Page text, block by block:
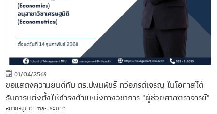
01/04/2569
ขอแสดงความยินดีกับ ดร.ปพนพัชร์ ทวีอภิรดีเจริญ ในโอกาสได้
รับการแต่งตั้งให้ดำรงตำแหน่งทางวิชาการ "ผู้ช่วยศาสตราจารย์"
หมวดหมู่ข่าว: ma-ประกาศ